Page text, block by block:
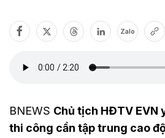
Zalo
BNEWS Chủ tịch HĐTV EVN
thi công cần tập trung cao